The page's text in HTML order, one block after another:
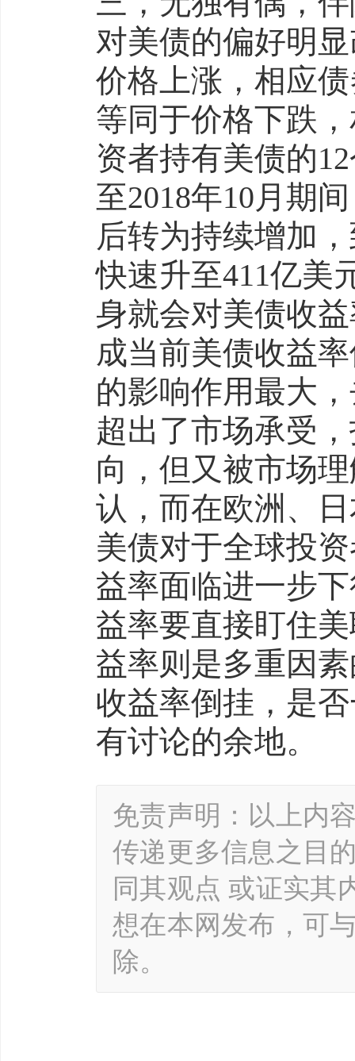
对美债的偏好明
价格上涨，相应
等同于价格下跌
资者持有美债的
至2018年10月期
后转为持续增加
快速升至411亿美
身就会对美债收
成当前美债收益
的影响作用最大
超出了市场承受
向，但又被市场
认，而在欧洲、
美债对于全球投
益率面临进一步
益率要直接盯住
益率则是多重因
收益率倒挂，是
有讨论的余地。
免责声明：以上内
传递更多信息之目
同其观点 或证实其
想在本网发布，可
除。